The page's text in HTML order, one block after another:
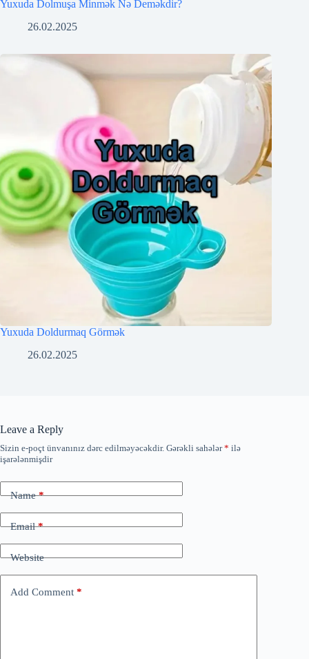
Yuxuda Dolmuşa Minmək Nə Deməkdir?
26.02.2025
Yuxuda Doldurmaq Görmək
26.02.2025
Leave a Reply
Sizin e-poçt ünvanınız dərc edilməyəcəkdir. Gərəkli sahələr* ilə
işarələnmişdir
Name*
Email*
Website
Add Comment *